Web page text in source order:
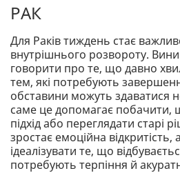
РАК
Для Раків тиждень стає
внутрішнього розвороту.
говорити про те, що давно
тем, які потребують
обставини можуть здаватися
саме це допомагає побачити,
підхід або переглядати старі
зростає емоційна
ідеалізувати те, що
потребують терпіння й